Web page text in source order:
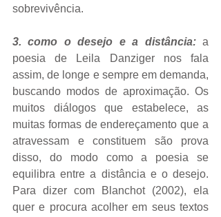
sobrevivência.
3. como o desejo e a distância: a
poesia de Leila Danziger nos fala
assim, de longe e sempre em demanda,
buscando modos de aproximação. Os
muitos diálogos que estabelece, as
muitas formas de endereçamento que a
atravessam e constituem são prova
disso, do modo como a poesia se
equilibra entre a distância e o desejo.
Para dizer com Blanchot (2002), ela
quer e procura acolher em seus textos